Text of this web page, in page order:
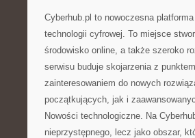
Cyberhub.pl to nowoczesna
technologii cyfrowej. To miejsce
środowisko online, a także szeroko
serwisu buduje skojarzenia z
zainteresowaniem do nowych
początkujących, jak i
Nowości technologiczne. Na
nieprzystępnego, lecz jako obszar,